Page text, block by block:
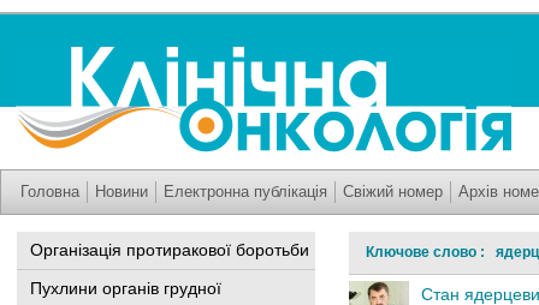
Головна Новини Електронна публікація Свіжий номер Архів
Організація протиракової боротьби
Пухлини органів грудної
Ключове слово :
Стан